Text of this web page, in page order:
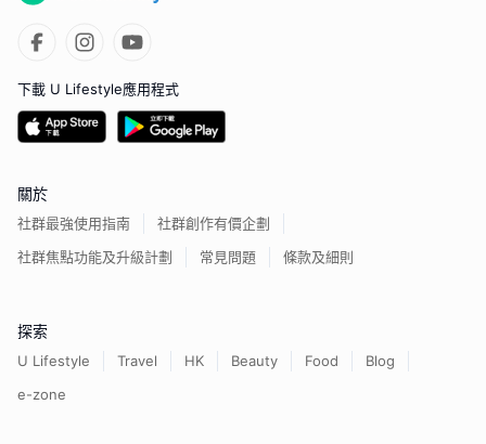
下載 U Lifestyle應用程式
關於
社群最強使用指南
社群創作有價企劃
社群焦點功能及升級計劃
常見問題 條款及細則
探索
U Lifestyle Travel HK Beauty Food
Blog
e-zone